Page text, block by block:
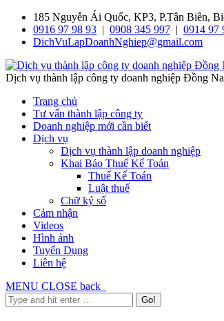
185 Nguyễn Ái Quốc, KP3, P.Tân Biên,
0916 97 98 93 | 0908 345 997 | 0914 97
DichVuLapDoanhNghiep@gmail.com
Dịch vụ thành lập công ty doanh nghiệp Đồng
Trang chủ
Tư vấn thành lập công ty
Doanh nghiệp mới cần biết
Dịch vụ
Dịch vụ thành lập doanh nghiệp
Khai Báo Thuế Kế Toán
Thuế Kế Toán
Luật thuế
Chữ ký số
Cảm nhận
Videos
Hình ảnh
Tuyển Dụng
Liên hệ
MENU CLOSE back